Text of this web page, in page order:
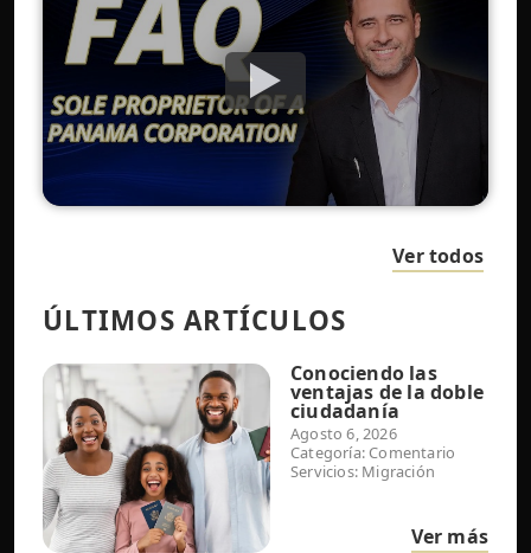
Ver todos
ÚLTIMOS ARTÍCULOS
Conociendo las
ventajas de la doble
ciudadanía
Agosto 6, 2026
Categoría:Comentario
Servicios: Migración
Ver más